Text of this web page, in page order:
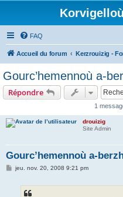
FAQ
Accueil du forum
Gourc’hemennoù a-
Répondre
1
drouizig
Site Admin
Gourc’hemennoù a-
Mjeu. nov. 20, 2008 9:21 pm